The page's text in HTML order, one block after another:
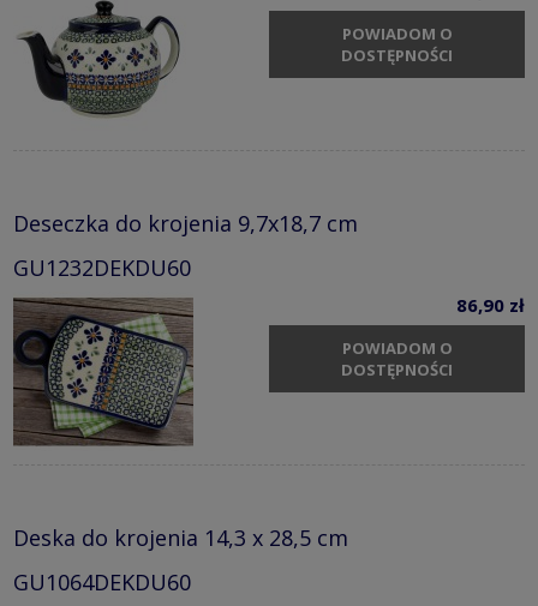
POWIADOM O
DOSTĘPNOŚCI
Deseczka do krojenia 9,7x18,7 cm
GU1232DEKDU60
86,90 zł
POWIADOM O
DOSTĘPNOŚCI
Deska do krojenia 14,3 x 28,5 cm
GU1064DEKDU60